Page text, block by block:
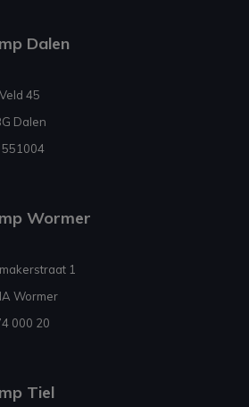
Dalen
45
Dalen
Wormer
1
Wormer
000 20
Tiel